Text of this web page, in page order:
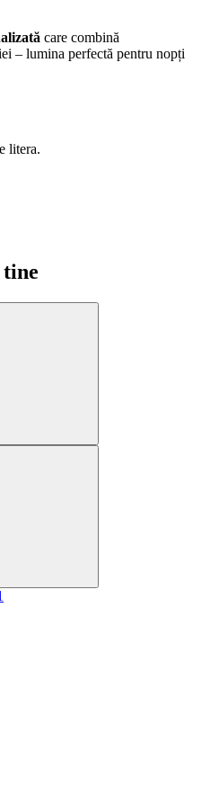
care combină
– lumina perfectă pentru nopți
litera.